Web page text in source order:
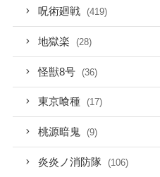
呪術廻戦 (419)
地獄楽 (28)
怪獣8号 (36)
東京喰種 (17)
桃源暗鬼 (9)
炎炎ノ消防隊 (106)